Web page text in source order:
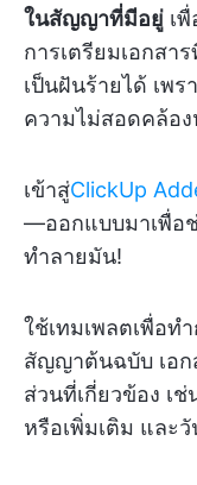
ในสัญญาที่มีอยู่ เ
การเตรียมเอกสา
เป็นฝันร้ายได้ เพ
ความไม่สอดคล้อ
เข้าสู่ClickUp
—ออกแบบมาเพื่อ
ทำลายมัน!
ใช้เทมเพลตเพื่อท
สัญญาต้นฉบับ เอ
ส่วนที่เกี่ยวข้อง เ
หรือเพิ่มเติม และ